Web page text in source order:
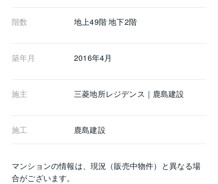
階数 地上49階 地下2階
築年月 2016年4月
施主 三菱地所レジデンス｜鹿島建設
施工 鹿島建設
マンションの情報は、現況（販売中物件）と異なる場
合がございます。